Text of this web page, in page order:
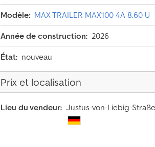
Modèle: MAX TRAILER MAX100 4A 8.60 U
Année de construction: 2026
État: nouveau
Prix et localisation
Lieu du vendeur: Justus-von-Liebig-